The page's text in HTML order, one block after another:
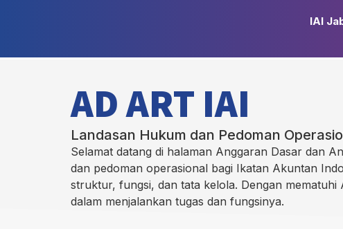
IAI
AD ART IAI
Landasan Hukum dan Pedoman
Selamat datang di halaman Anggaran Dasar dan
dan pedoman operasional bagi Ikatan Akuntan
struktur, fungsi, dan tata kelola. Dengan
dalam menjalankan tugas dan fungsinya.